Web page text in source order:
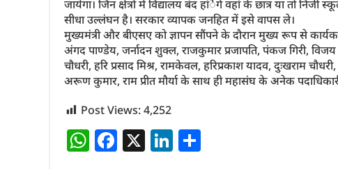
जायेगा। जिन क्षेत्रों में विद्यालय बंद हांेेगे वहां के छात्र या तो
सीधा उल्लंघन है। सरकार व्यापक जनहित में इसे वापस ले।
मुख्यमंत्री और बीएसए को ज्ञापन सौंपने के दौरान मुख्य रूप से
अंगद पाण्डेय, जर्नादन शुक्ल, राजकुमार प्रजापति, पंकज गिरी, विजय
चौधरी, हरि प्रसाद मिश्र, रामकेवल, हरिप्रकाश यादव, दुःखराम
अरूण कुमार, राम प्रीत मौर्या के साथ ही महासंघ के अनेक
Post Views:4,252
W F X Li